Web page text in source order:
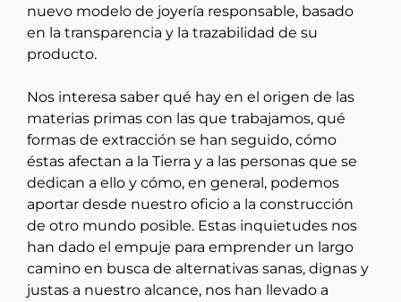
nuevo modelo de joyería responsable, basado
en la transparencia y la trazabilidad de su
producto.
Nos interesa saber qué hay en el origen de las
materias primas con las que trabajamos, qué
formas de extracción se han seguido, cómo
éstas afectan a la Tierra y a las personas que se
dedican a ello y cómo, en general, podemos
aportar desde nuestro oficio a la construcción
de otro mundo posible. Estas inquietudes nos
han dado el empuje para emprender un largo
camino en busca de alternativas sanas, dignas y
justas a nuestro alcance, nos han llevado a